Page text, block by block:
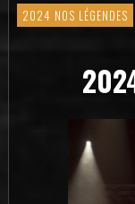
2024 NOS LÉGENDES